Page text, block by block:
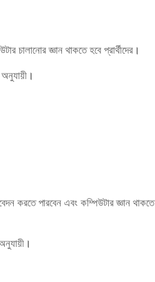
চালানোর জ্ঞান থাকতে হবে প্রার্থীদের।
।
করতে পারবেন এবং কম্পিউটার জ্ঞান থাকতে
।